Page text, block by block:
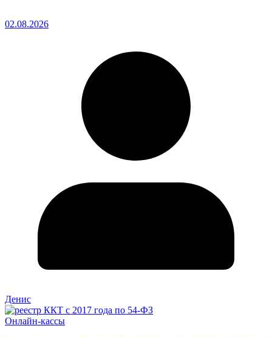
02.08.2026
Денис
Онлайн-кассы